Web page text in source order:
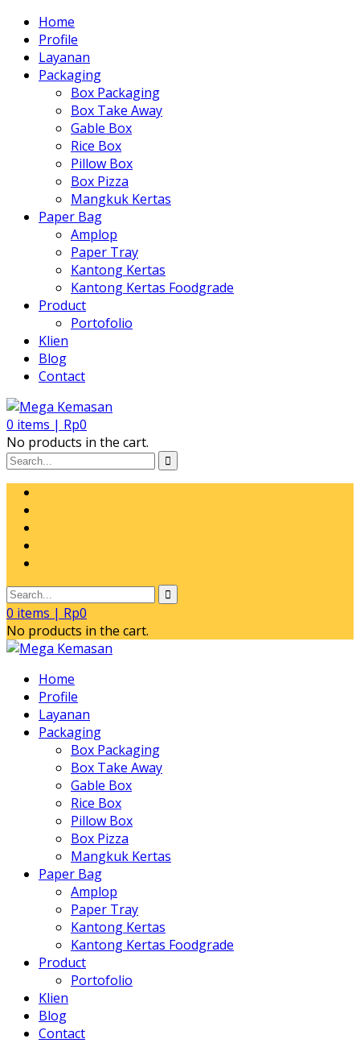
Home
Profile
Layanan
Packaging
Box Packaging
Box Take Away
Gable Box
Rice Box
Pillow Box
Box Pizza
Mangkuk Kertas
Paper Bag
Amplop
Paper Tray
Kantong Kertas
Kantong Kertas Foodgrade
Product
Portofolio
Klien
Blog
Contact
0 items | Rp0
No products in the cart.
0 items | Rp0
No products in the cart.
Home
Profile
Layanan
Packaging
Box Packaging
Box Take Away
Gable Box
Rice Box
Pillow Box
Box Pizza
Mangkuk Kertas
Paper Bag
Amplop
Paper Tray
Kantong Kertas
Kantong Kertas Foodgrade
Product
Portofolio
Klien
Blog
Contact